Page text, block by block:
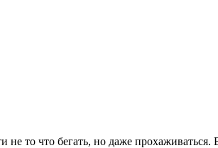
то что бегать, но даже